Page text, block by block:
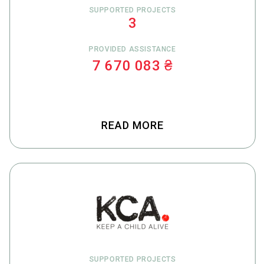
SUPPORTED PROJECTS
3
PROVIDED ASSISTANCE
7 670 083 ₴
READ MORE
SUPPORTED PROJECTS